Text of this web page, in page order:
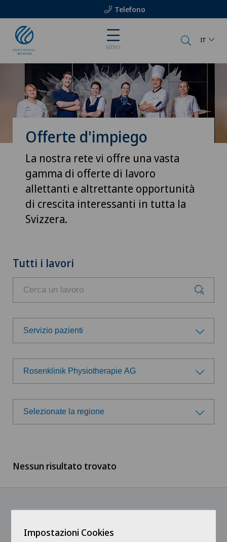
Telefono
MENU
IT
Offerte d'impiego
La nostra rete vi offre una vasta
gamma di offerte di lavoro
allettanti e altrettante opportunità
di crescita interessanti in tutta la
Svizzera.
Tutti i lavori
Servizio pazienti
Gruppo professionale
Amministrazione
Direzione
Medicale
Rosenklinik Physiotherapie AG
Scegli un ospedale
Swiss Medical Network
Ärztezentrum Siloah Murten
Selezionate la regione
Svizzera francese
Nessun risultato trovato
Impostazioni Cookies